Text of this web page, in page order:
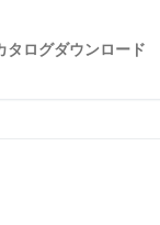
タログダウンロード